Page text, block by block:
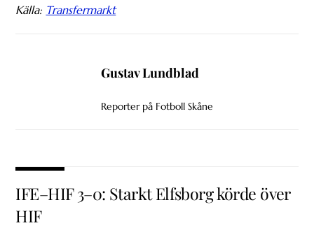
Källa: Transfermarkt
Gustav Lundblad
Reporter på Fotboll Skåne
IFE–HIF 3–0: Starkt Elfsborg körde över
HIF